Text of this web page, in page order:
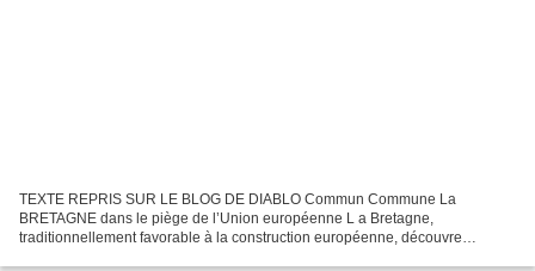
TEXTE REPRIS SUR LE BLOG DE DIABLO Commun Commune La
BRETAGNE dans le piège de l’Union européenne L a Bretagne,
traditionnellement favorable à la construction européenne, découvre